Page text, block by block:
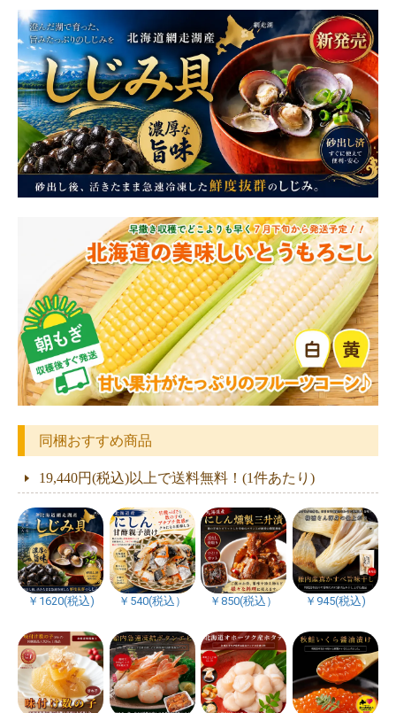
同梱おすすめ商品
19,440円(税込)以上で送料無料！(1件あたり)
￥1620(税込) ￥540(税込） ￥850(税込） ￥945(税込)